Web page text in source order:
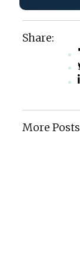
Share:
More Posts